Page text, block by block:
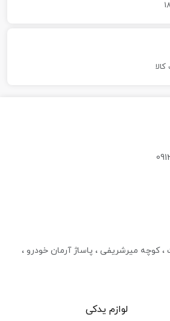
کوچه میرشریفی ، پاساژ آرمان خودرو ،
لوازم یدکی